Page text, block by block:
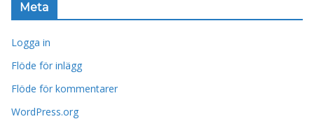
Meta
Logga in
Flöde för inlägg
Flöde för kommentarer
WordPress.org